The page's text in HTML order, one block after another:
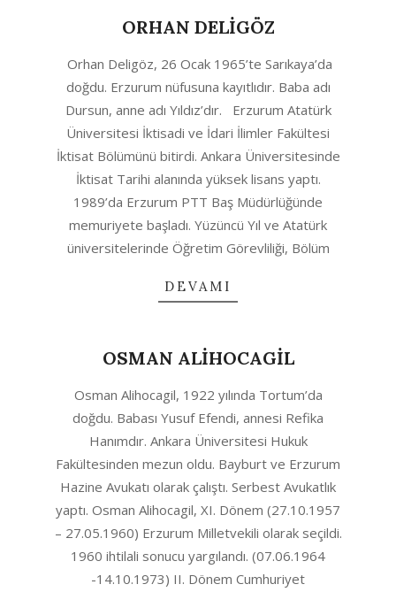
ORHAN DELİGÖZ
06-
28
Orhan Deligöz, 26 Ocak 1965’te Sarıkaya’da
doğdu. Erzurum nüfusuna kayıtlıdır. Baba adı
Dursun, anne adı Yıldız’dır. Erzurum Atatürk
Üniversitesi İktisadi ve İdari İlimler Fakültesi
İktisat Bölümünü bitirdi. Ankara Üniversitesinde
İktisat Tarihi alanında yüksek lisans yaptı.
1989’da Erzurum PTT Baş Müdürlüğünde
memuriyete başladı. Yüzüncü Yıl ve Atatürk
üniversitelerinde Öğretim Görevliliği, Bölüm
DEVAMI
OSMAN ALİHOCAGİL
Osman Alihocagil, 1922 yılında Tortum’da
doğdu. Babası Yusuf Efendi, annesi Refika
Hanımdır. Ankara Üniversitesi Hukuk
Fakültesinden mezun oldu. Bayburt ve Erzurum
Hazine Avukatı olarak çalıştı. Serbest Avukatlık
yaptı. Osman Alihocagil, XI. Dönem (27.10.1957
– 27.05.1960) Erzurum Milletvekili olarak seçildi.
1960 ihtilali sonucu yargılandı. (07.06.1964
-14.10.1973) II. Dönem Cumhuriyet